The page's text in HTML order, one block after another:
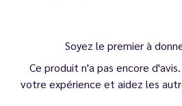
Soyez le premier à
Ce produit n'a pas encore
votre expérience et aidez les